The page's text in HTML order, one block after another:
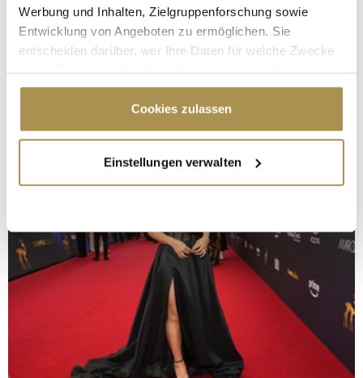
Werbung und Inhalten, Zielgruppenforschung sowie
Entwicklung von Angeboten zu ermöglichen. Sie
entscheiden darüber, wer Ihre Daten für welche Zwecke
Cookie-Erklärung oder durch Klicken auf das Privacy
Trigger Symbol ändern oder widerrufen
Informationen über Ihre geografische Lage
erfassen, welche bis auf einige Meter genau sein
bestimmten Merkmalen (Fingerprinting) identifizieren
Erfahren Sie mehr darüber, wie Ihre persönlichen Daten
verarbeitet werden, und legen Sie Ihre Präferenzen im
Abschnitt Einzelheiten
fest.
Wir verwenden Cookies, um Inhalte und Anzeigen zu
personalisieren, Funktionen für soziale Medien anbieten
Cookies zulassen
Einstellungen verwalten